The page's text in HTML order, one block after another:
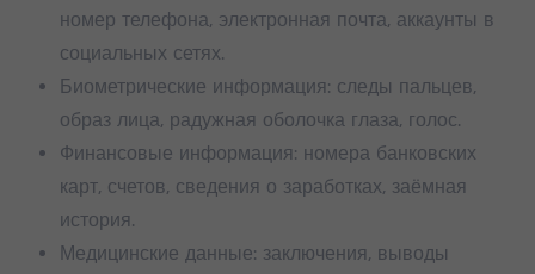
номер телефона, электронная почта, аккаунты в
социальных сетях.
Биометрические информация: следы пальцев,
образ лица, радужная оболочка глаза, голос.
Финансовые информация: номера банковских
карт, счетов, сведения о заработках, заёмная
история.
Медицинские данные: заключения, выводы